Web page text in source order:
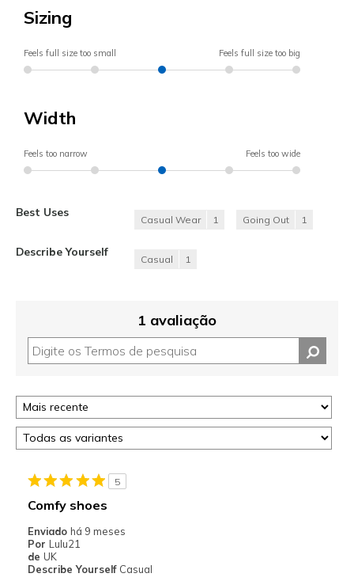
Sizing
Feels full size too small Feels full size too big
Width
Feels too narrow Feels too wide
Best Uses
Casual Wear 1 Going Out 1
Describe Yourself
Casual 1
1 avaliação
5
Comfy shoes
Enviado há 9 meses
Por Lulu21
de UK
Describe Yourself Casual